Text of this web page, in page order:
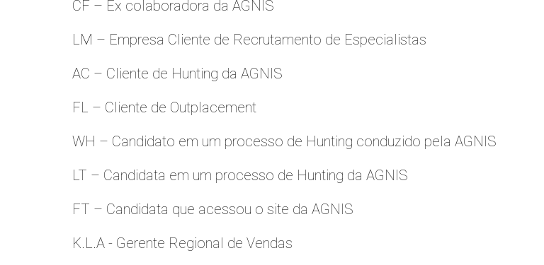
CF – Ex colaboradora da AGNIS
LM – Empresa Cliente de Recrutamento de Especialistas
AC – Cliente de Hunting da AGNIS
FL – Cliente de Outplacement
WH – Candidato em um processo de Hunting conduzido pela AGNIS
LT – Candidata em um processo de Hunting da AGNIS
FT – Candidata que acessou o site da AGNIS
K.L.A - Gerente Regional de Vendas